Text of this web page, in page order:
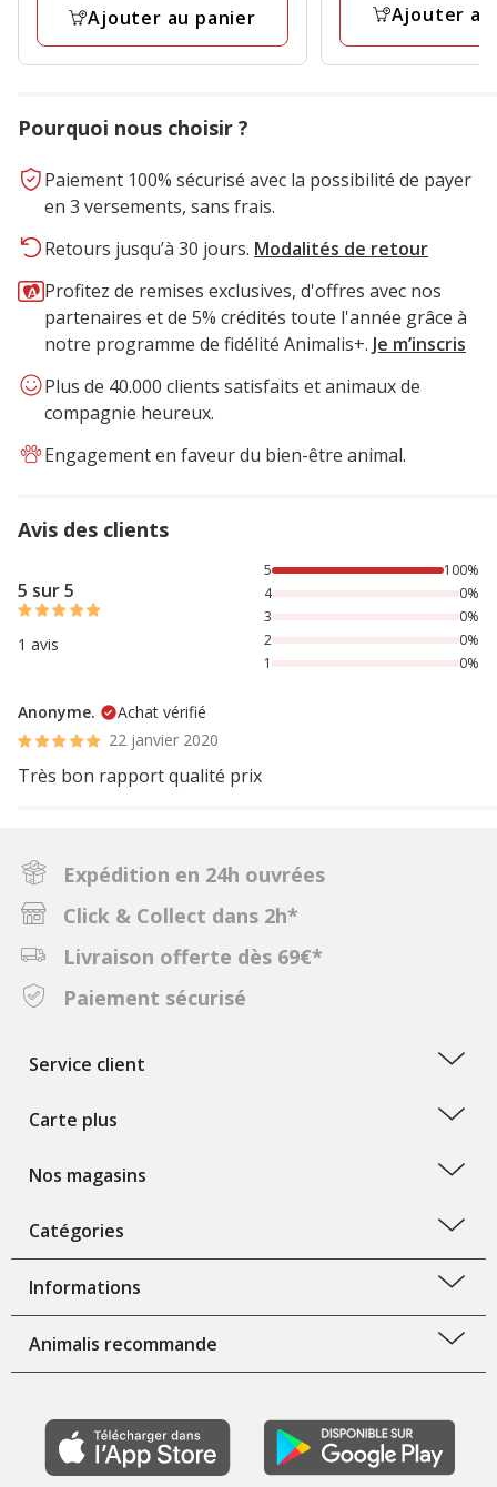
Ajouter au panier Ajouter
Pourquoi nous choisir ?
Paiement 100% sécurisé avec la possibilité de payer
en 3 versements, sans frais.
Retours jusqu’à 30 jours. Modalités de retour
Profitez de remises exclusives, d'offres avec nos
partenaires et de 5% crédités toute l'année grâce à
notre programme de fidélité Animalis+. Je m’inscris
Plus de 40.000 clients satisfaits et animaux de
compagnie heureux.
Engagement en faveur du bien-être animal.
Avis des clients
5 sur 5
1 avis
100% des personnes lont noté avec {1} étoiles,
5
100%
4
0%
3
0%
2
0%
1
0%
Anonyme.
Achat vérifié
22 janvier 2020
Très bon rapport qualité prix
Expédition en 24h ouvrées
Click & Collect dans 2h*
Livraison offerte dès 69€*
Paiement sécurisé
Service client
Carte plus
Nos magasins
Catégories
Informations
Animalis recommande